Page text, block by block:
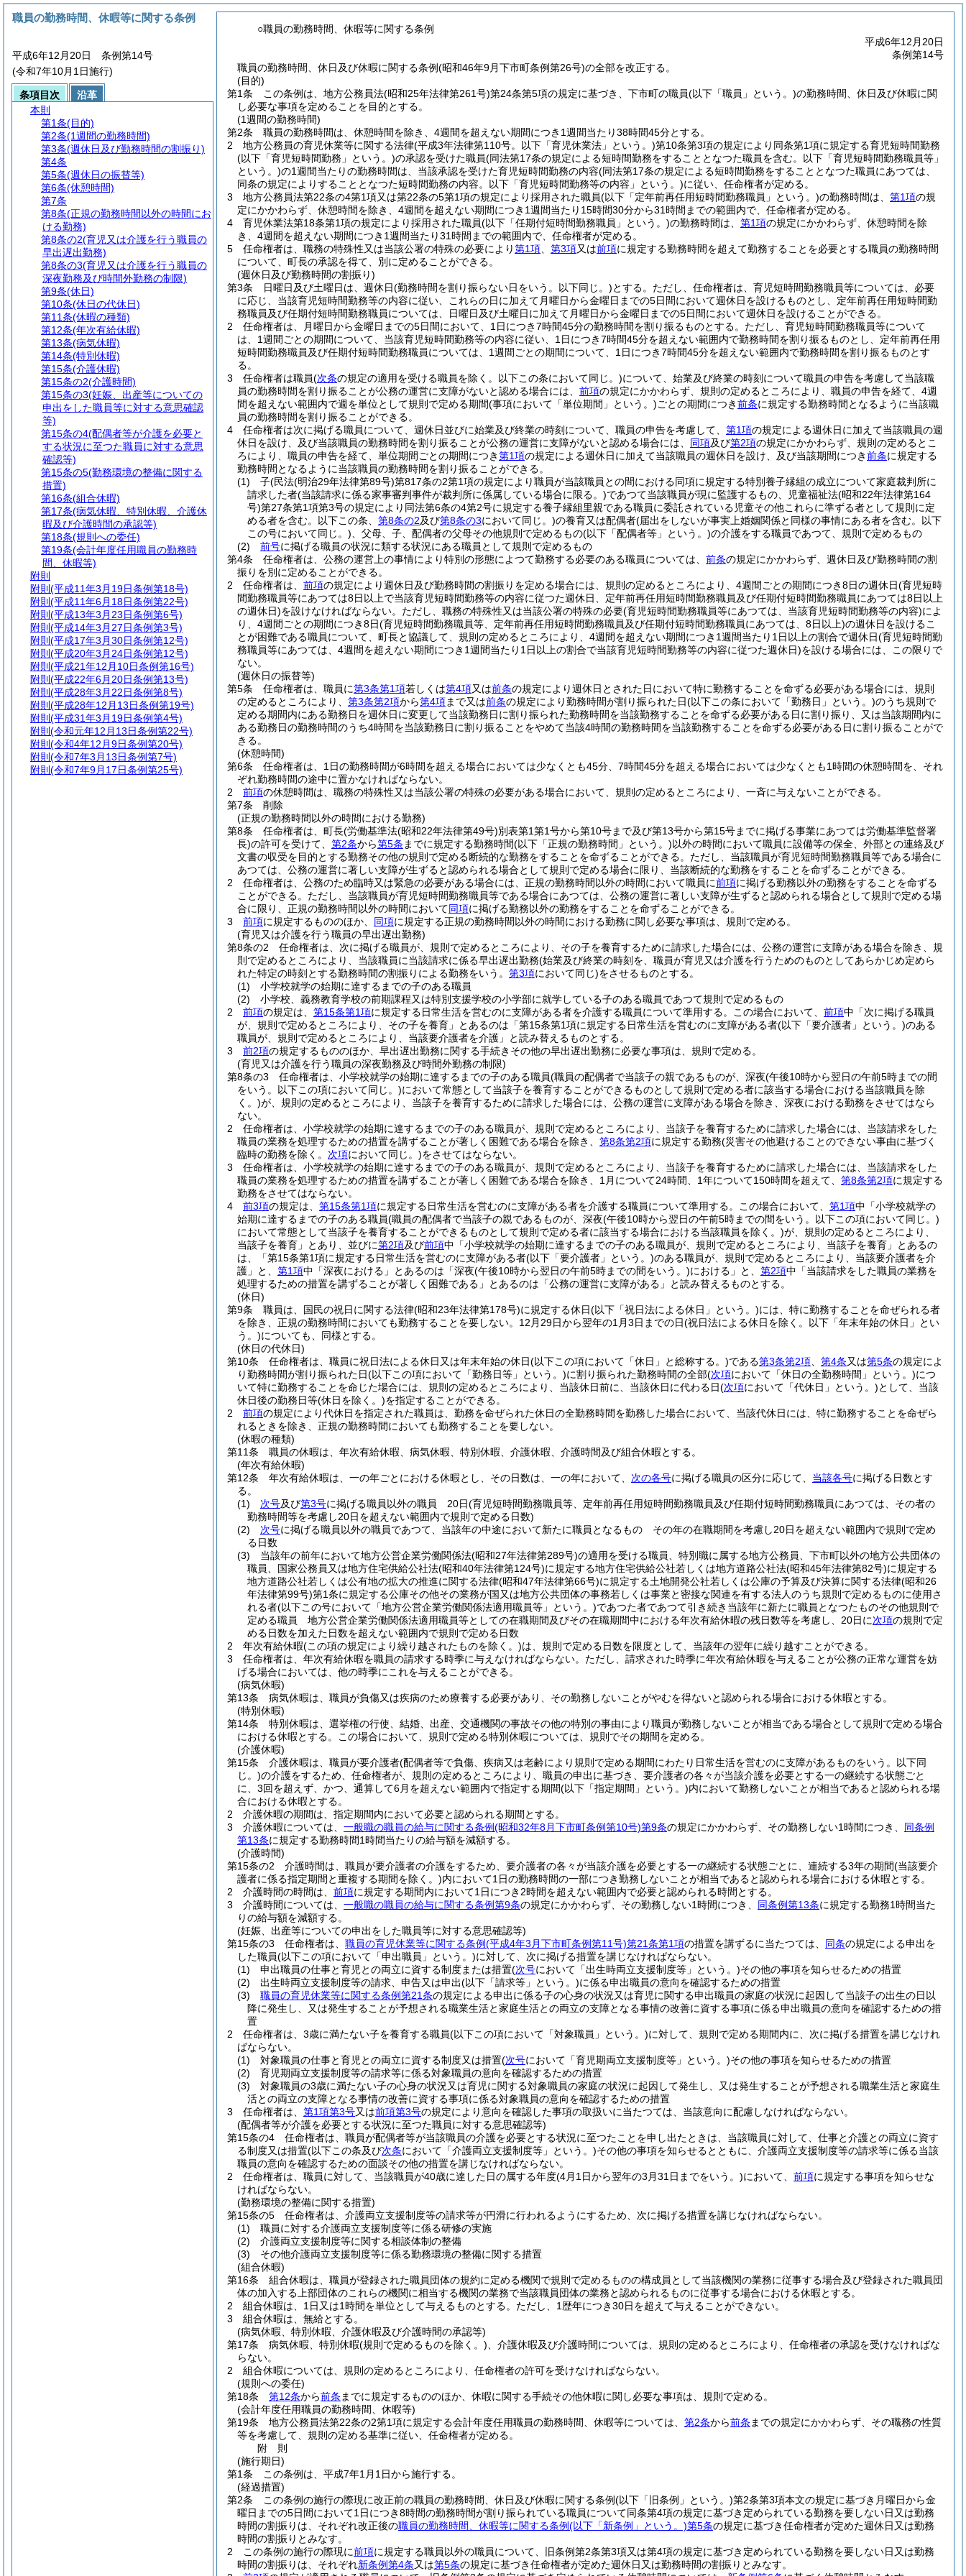
○職員の勤務時間、休暇等に関する条例
平成6年12月20日
条例第14号
職員の勤務時間、休日及び休暇に関する条例(昭和46年9月下市町条例第26号)の全部を改正する。
(目的)
第1条
この条例は、地方公務員法(昭和25年法律第261号)第24条第5項の規定に基づき、下市町の職員(以下「職員」という。)の勤務時間、休日及び休暇に関
し必要な事項を定めることを目的とする。
(1週間の勤務時間)
第2条
職員の勤務時間は、休憩時間を除き、4週間を超えない期間につき1週間当たり38時間45分とする。
2
地方公務員の育児休業等に関する法律(平成3年法律第110号。以下「育児休業法」という。)第10条第3項の規定により同条第1項に規定する育児短時間勤務
(以下「育児短時間勤務」という。)の承認を受けた職員(同法第17条の規定による短時間勤務をすることとなつた職員を含む。以下「育児短時間勤務職員等」
という。)の1週間当たりの勤務時間は、当該承認を受けた育児短時間勤務の内容(同法第17条の規定による短時間勤務をすることとなつた職員にあつては、
同条の規定によりすることとなつた短時間勤務の内容。以下「育児短時間勤務等の内容」という。)に従い、任命権者が定める。
3
地方公務員法第22条の4第1項又は第22条の5第1項の規定により採用された職員(以下「定年前再任用短時間勤務職員」という。)の勤務時間は、 第1項の規
定にかかわらず、休憩時間を除き、4週間を超えない期間につき1週間当たり15時間30分から31時間までの範囲内で、任命権者が定める。
4
育児休業法第18条第1項の規定により採用された職員(以下「任期付短時間勤務職員」という。)の勤務時間は、 第1項の規定にかかわらず、休憩時間を除
き、4週間を超えない期間につき1週間当たり31時間までの範囲内で、任命権者が定める。
5
任命権者は、職務の特殊性又は当該公署の特殊の必要により第1項 第3項又は前項に規定する勤務時間を超えて勤務することを必要とする職員の勤務時間
について、町長の承認を得て、別に定めることができる。
(週休日及び勤務時間の割振り)
第3条
日曜日及び土曜日は、週休日(勤務時間を割り振らない日をいう。以下同じ。)とする。 ただし、任命権者は、育児短時間勤務職員等については、必要
に応じ、当該育児短時間勤務等の内容に従い、これらの日に加えて月曜日から金曜日までの5日間において週休日を設けるものとし、定年前再任用短時間勤
務職員及び任期付短時間勤務職員については、日曜日及び土曜日に加えて月曜日から金曜日までの5日間において週休日を設けることができる。
2
任命権者は、月曜日から金曜日までの5日間において、1日につき7時間45分の勤務時間を割り振るものとする。 ただし、育児短時間勤務職員等について
は、1週間ごとの期間について、当該育児短時間勤務等の内容に従い、1日につき7時間45分を超えない範囲内で勤務時間を割り振るものとし、定年前再任用
短時間勤務職員及び任期付短時間勤務職員については、1週間ごとの期間について、1日につき7時間45分を超えない範囲内で勤務時間を割り振るものとす
る。
3
任命権者は職員(次条の規定の適用を受ける職員を除く。以下この条において同じ。)について、始業及び終業の時刻について職員の申告を考慮して当該職
員の勤務時間を割り振ることが公務の運営に支障がないと認める場合には、 前項の規定にかかわらず、規則の定めるところにより、職員の申告を経て、4週
間を超えない範囲内で週を単位として規則で定める期間(事項において「単位期間」という。)ごとの期間につき前条に規定する勤務時間となるように当該職
員の勤務時間を割り振ることができる。
4
任命権者は次に掲げる職員について、週休日並びに始業及び終業の時刻について、職員の申告を考慮して、 第1項の規定による週休日に加えて当該職員の週
休日を設け、及び当該職員の勤務時間を割り振ることが公務の運営に支障がないと認める場合には、 同項及び第2項の規定にかかわらず、規則の定めるとこ
ろにより、職員の申告を経て、単位期間ごとの期間につき第1項の規定による週休日に加えて当該職員の週休日を設け、及び当該期間につき前条に規定する
勤務時間となるように当該職員の勤務時間を割り振ることができる。
(1)
子(民法(明治29年法律第89号)第817条の2第1項の規定により職員が当該職員との間における同項に規定する特別養子縁組の成立について家庭裁判所に
請求した者(当該請求に係る家事審判事件が裁判所に係属している場合に限る。)であつて当該職員が現に監護するもの、児童福祉法(昭和22年法律第164
号)第27条第1項第3号の規定により同法第6条の4第2号に規定する養子縁組里親である職員に委託されている児童その他これらに準ずる者として規則に定
める者を含む。以下この条、 第8条の2及び第8条の3において同じ。)の養育又は配偶者(届出をしないが事実上婚姻関係と同様の事情にある者を含む。以下
この号において同じ。) 、父母、子、配偶者の父母その他規則で定めるもの(以下「配偶者等」という。)の介護をする職員であつて、規則で定めるもの
(2)
前号に掲げる職員の状況に類する状況にある職員として規則で定めるもの
第4条
任命権者は、公務の運営上の事情により特別の形態によつて勤務する必要のある職員については、 前条の規定にかかわらず、週休日及び勤務時間の割
振りを別に定めることができる。
2
任命権者は、 前項の規定により週休日及び勤務時間の割振りを定める場合には、規則の定めるところにより、4週間ごとの期間につき8日の週休日(育児短時
間勤務職員等にあつては8日以上で当該育児短時間勤務等の内容に従つた週休日、定年前再任用短時間勤務職員及び任期付短時間勤務職員にあつては8日以上
の週休日)を設けなければならない。 ただし、職務の特殊性又は当該公署の特殊の必要(育児短時間勤務職員等にあつては、当該育児短時間勤務等の内容)によ
り、4週間ごとの期間につき8日(育児短時間勤務職員等、定年前再任用短時間勤務職員及び任期付短時間勤務職員にあつては、8日以上)の週休日を設けるこ
とが困難である職員について、町長と協議して、規則の定めるところにより、4週間を超えない期間につき1週間当たり1日以上の割合で週休日(育児短時間勤
務職員等にあつては、4週間を超えない期間につき1週間当たり1日以上の割合で当該育児短時間勤務等の内容に従つた週休日)を設ける場合には、この限りで
ない。
(週休日の振替等)
第5条
任命権者は、職員に第3条第1項若しくは第4項又は前条の規定により週休日とされた日において特に勤務することを命ずる必要がある場合には、規則
の定めるところにより、 第3条第2項から第4項まで又は前条の規定により勤務時間が割り振られた日(以下この条において「勤務日」という。)のうち規則で
定める期間内にある勤務日を週休日に変更して当該勤務日に割り振られた勤務時間を当該勤務することを命ずる必要がある日に割り振り、又は当該期間内に
ある勤務日の勤務時間のうち4時間を当該勤務日に割り振ることをやめて当該4時間の勤務時間を当該勤務することを命ずる必要がある日に割り振ることがで
きる。
(休憩時間)
第6条
任命権者は、1日の勤務時間が6時間を超える場合においては少なくとも45分、7時間45分を超える場合においては少なくとも1時間の休憩時間を、それ
ぞれ勤務時間の途中に置かなければならない。
2
前項の休憩時間は、職務の特殊性又は当該公署の特殊の必要がある場合において、規則の定めるところにより、一斉に与えないことができる。
第7条
削除
(正規の勤務時間以外の時間における勤務)
第8条
任命権者は、町長(労働基準法(昭和22年法律第49号)別表第1第1号から第10号まで及び第13号から第15号までに掲げる事業にあつては労働基準監督署
長)の許可を受けて、 第2条から第5条 までに規定する勤務時間(以下「正規の勤務時間」という。)以外の時間において職員に設備等の保全、外部との連絡及び
文書の収受を目的とする勤務その他の規則で定める断続的な勤務をすることを命ずることができる。 ただし、当該職員が育児短時間勤務職員等である場合に
あつては、公務の運営に著しい支障が生ずると認められる場合として規則で定める場合に限り、当該断続的な勤務をすることを命ずることができる。
2
任命権者は、公務のため臨時又は緊急の必要がある場合には、正規の勤務時間以外の時間において職員に前項に掲げる勤務以外の勤務をすることを命ずる
ことができる。 ただし、当該職員が育児短時間勤務職員等である場合にあつては、公務の運営に著しい支障が生ずると認められる場合として規則で定める場
合に限り、正規の勤務時間以外の時間において同項に掲げる勤務以外の勤務をすることを命ずることができる。
3
前項に規定するもののほか、 同項に規定する正規の勤務時間以外の時間における勤務に関し必要な事項は、規則で定める。
(育児又は介護を行う職員の早出遅出勤務)
第8条の2
任命権者は、次に掲げる職員が、規則で定めるところにより、その子を養育するために請求した場合には、公務の運営に支障がある場合を除き、規
則で定めるところにより、当該職員に当該請求に係る早出遅出勤務(始業及び終業の時刻を、職員が育児又は介護を行うためのものとしてあらかじめ定めら
れた特定の時刻とする勤務時間の割振りによる勤務をいう。 第3項において同じ)をさせるものとする。
(1)
小学校就学の始期に達するまでの子のある職員
(2)
小学校、義務教育学校の前期課程又は特別支援学校の小学部に就学している子のある職員であつて規則で定めるもの
2
前項の規定は、 第15条第1項に規定する日常生活を営むのに支障がある者を介護する職員について準用する。 この場合において、 前項中「次に掲げる職員
が、規則で定めるところにより、その子を養育」とあるのは「第15条第1項に規定する日常生活を営むのに支障がある者(以下「要介護者」という。)のある
職員が、規則で定めるところにより、当該要介護者を介護」と読み替えるものとする。
3
前2項の規定するもののほか、早出遅出勤務に関する手続きその他の早出遅出勤務に必要な事項は、規則で定める。
(育児又は介護を行う職員の深夜勤務及び時間外勤務の制限)
第8条の3
任命権者は、小学校就学の始期に達するまでの子のある職員(職員の配偶者で当該子の親であるものが、深夜(午後10時から翌日の午前5時までの間
をいう。以下この項において同じ。)において常態として当該子を養育することができるものとして規則で定める者に該当する場合における当該職員を除
く。)が、規則の定めるところにより、当該子を養育するために請求した場合には、公務の運営に支障がある場合を除き、深夜における勤務をさせてはなら
ない。
2
任命権者は、小学校就学の始期に達するまでの子のある職員が、規則で定めるところにより、当該子を養育するために請求した場合には、当該請求をした
職員の業務を処理するための措置を講ずることが著しく困難である場合を除き、 第8条第2項に規定する勤務(災害その他避けることのできない事由に基づく
臨時の勤務を除く。 次項において同じ。)をさせてはならない。
3
任命権者は、小学校就学の始期に達するまでの子のある職員が、規則で定めるところにより、当該子を養育するために請求した場合には、当該請求をした
職員の業務を処理するための措置を講ずることが著しく困難である場合を除き、1月について24時間、1年について150時間を超えて、 第8条第2項に規定する
勤務をさせてはならない。
4
前3項の規定は、 第15条第1項に規定する日常生活を営むのに支障がある者を介護する職員について準用する。 この場合において、 第1項中「小学校就学の
始期に達するまでの子のある職員(職員の配偶者で当該子の親であるものが、深夜(午後10時から翌日の午前5時までの間をいう。以下この項において同じ。)
において常態として当該子を養育することができるものとして規則で定める者に該当する場合における当該職員を除く。)が、規則の定めるところにより、
当該子を養育」とあり、並びに第2項及び前項中「小学校就学の始期に達するまでの子のある職員が、規則で定めるところにより、当該子を養育」とあるの
は、「第15条第1項に規定する日常生活を営むのに支障がある者(以下「要介護者」という。)のある職員が、規則で定めるところにより、当該要介護者を介
護」と、 第1項中「深夜における」とあるのは「深夜(午後10時から翌日の午前5時までの間をいう。)における」と、 第2項中「当該請求をした職員の業務を
処理するための措置を講ずることが著しく困難である」とあるのは「公務の運営に支障がある」と読み替えるものとする。
(休日)
第9条
職員は、国民の祝日に関する法律(昭和23年法律第178号)に規定する休日(以下「祝日法による休日」という。)には、特に勤務することを命ぜられる者
を除き、正規の勤務時間においても勤務することを要しない。 12月29日から翌年の1月3日までの日(祝日法による休日を除く。以下「年末年始の休日」とい
う。)についても、同様とする。
(休日の代休日)
第10条
任命権者は、職員に祝日法による休日又は年末年始の休日(以下この項において「休日」と総称する。)である第3条第2項 第4条又は第5条の規定によ
り勤務時間が割り振られた日(以下この項において「勤務日等」という。)に割り振られた勤務時間の全部(次項において「休日の全勤務時間」という。)につ
いて特に勤務することを命じた場合には、規則の定めるところにより、当該休日前に、当該休日に代わる日(次項において「代休日」という。)として、当該
休日後の勤務日等(休日を除く。)を指定することができる。
2
前項の規定により代休日を指定された職員は、勤務を命ぜられた休日の全勤務時間を勤務した場合において、当該代休日には、特に勤務することを命ぜら
れるときを除き、正規の勤務時間においても勤務することを要しない。
(休暇の種類)
第11条
職員の休暇は、年次有給休暇、病気休暇、特別休暇、介護休暇、介護時間及び組合休暇とする。
(年次有給休暇)
第12条
年次有給休暇は、一の年ごとにおける休暇とし、その日数は、一の年において、 次の各号に掲げる職員の区分に応じて、 当該各号に掲げる日数とす
る。
(1)
次号及び第3号に掲げる職員以外の職員 20日(育児短時間勤務職員等、定年前再任用短時間勤務職員及び任期付短時間勤務職員にあつては、その者の
勤務時間等を考慮し20日を超えない範囲内で規則で定める日数)
(2)
次号に掲げる職員以外の職員であつて、当該年の中途において新たに職員となるもの その年の在職期間を考慮し20日を超えない範囲内で規則で定め
る日数
(3)
当該年の前年において地方公営企業労働関係法(昭和27年法律第289号)の適用を受ける職員、特別職に属する地方公務員、下市町以外の地方公共団体の
職員、国家公務員又は地方住宅供給公社法(昭和40年法律第124号)に規定する地方住宅供給公社若しくは地方道路公社法(昭和45年法律第82号)に規定する
地方道路公社若しくは公有地の拡大の推進に関する法律(昭和47年法律第66号)に規定する土地開発公社若しくは公庫の予算及び決算に関する法律(昭和26
年法律第99号)第1条に規定する公庫その他その業務が国又は地方公共団体の事務若しくは事業と密接な関連を有する法人のうち規則で定めるものに使用さ
れる者(以下この号において「地方公営企業労働関係法適用職員等」という。)であつた者であつて引き続き当該年に新たに職員となつたものその他規則で
定める職員 地方公営企業労働関係法適用職員等としての在職期間及びその在職期間中における年次有給休暇の残日数等を考慮し、20日に次項の規則で定
める日数を加えた日数を超えない範囲内で規則で定める日数
2
年次有給休暇(この項の規定により繰り越されたものを除く。)は、規則で定める日数を限度として、当該年の翌年に繰り越すことができる。
3
任命権者は、年次有給休暇を職員の請求する時季に与えなければならない。 ただし、請求された時季に年次有給休暇を与えることが公務の正常な運営を妨
げる場合においては、他の時季にこれを与えることができる。
(病気休暇)
第13条
病気休暇は、職員が負傷又は疾病のため療養する必要があり、その勤務しないことがやむを得ないと認められる場合における休暇とする。
(特別休暇)
第14条
特別休暇は、選挙権の行使、結婚、出産、交通機関の事故その他の特別の事由により職員が勤務しないことが相当である場合として規則で定める場合
における休暇とする。
この場合において、規則で定める特別休暇については、規則でその期間を定める。
(介護休暇)
第15条
介護休暇は、職員が要介護者(配偶者等で負傷、疾病又は老齢により規則で定める期間にわたり日常生活を営むのに支障があるものをいう。以下同
じ。)の介護をするため、任命権者が、規則の定めるところにより、職員の申出に基づき、要介護者の各々が当該介護を必要とする一の継続する状態ごと
に、3回を超えず、かつ、通算して6月を超えない範囲内で指定する期間(以下「指定期間」という。)内において勤務しないことが相当であると認められる場
合における休暇とする。
2
介護休暇の期間は、指定期間内において必要と認められる期間とする。
3
介護休暇については、 一般職の職員の給与に関する条例(昭和32年8月下市町条例第10号)第9条の規定にかかわらず、その勤務しない1時間につき、 同条例
第13条に規定する勤務時間1時間当たりの給与額を減額する。
(介護時間)
第15条の2
介護時間は、職員が要介護者の介護をするため、要介護者の各々が当該介護を必要とする一の継続する状態ごとに、連続する3年の期間(当該要介
護者に係る指定期間と重複する期間を除く。)内において1日の勤務時間の一部につき勤務しないことが相当であると認められる場合における休暇とする。
2
介護時間の時間は、 前項に規定する期間内において1日につき2時間を超えない範囲内で必要と認められる時間とする。
3
介護時間については、 一般職の職員の給与に関する条例第9条の規定にかかわらず、その勤務しない1時間につき、 同条例第13条に規定する勤務1時間当た
りの給与額を減額する。
(妊娠、出産等についての申出をした職員等に対する意思確認等)
第15条の3
任命権者は、 職員の育児休業等に関する条例(平成4年3月下市町条例第11号)第21条第1項の措置を講ずるに当たつては、 同条の規定による申出を
した職員(以下この項において「申出職員」という。)に対して、次に掲げる措置を講じなければならない。
(1)
申出職員の仕事と育児との両立に資する制度または措置(次号において「出生時両立支援制度等」という。)その他の事項を知らせるための措置
(2)
出生時両立支援制度等の請求、申告又は申出(以下「請求等」という。)に係る申出職員の意向を確認するための措置
(3)
職員の育児休業等に関する条例第21条の規定による申出に係る子の心身の状況又は育児に関する申出職員の家庭の状況に起因して当該子の出生の日以
降に発生し、又は発生することが予想される職業生活と家庭生活との両立の支障となる事情の改善に資する事項に係る申出職員の意向を確認するための措
置
2
任命権者は、3歳に満たない子を養育する職員(以下この項において「対象職員」という。)に対して、規則で定める期間内に、次に掲げる措置を講じなけれ
ばならない。
(1)
対象職員の仕事と育児との両立に資する制度又は措置(次号において「育児期両立支援制度等」という。)その他の事項を知らせるための措置
(2)
育児期両立支援制度等の請求等に係る対象職員の意向を確認するための措置
(3)
対象職員の3歳に満たない子の心身の状況又は育児に関する対象職員の家庭の状況に起因して発生し、又は発生することが予想される職業生活と家庭生
活との両立の支障となる事情の改善に資する事項に係る対象職員の意向を確認するための措置
3
任命権者は、 第1項第3号又は前項第3号の規定により意向を確認した事項の取扱いに当たつては、当該意向に配慮しなければならない。
(配偶者等が介護を必要とする状況に至つた職員に対する意思確認等)
第15条の4
任命権者は、職員が配偶者等が当該職員の介護を必要とする状況に至つたことを申し出たときは、当該職員に対して、仕事と介護との両立に資す
る制度又は措置(以下この条及び次条において「介護両立支援制度等」という。)その他の事項を知らせるとともに、介護両立支援制度等の請求等に係る当該
職員の意向を確認するための面談その他の措置を講じなければならない。
2
任命権者は、職員に対して、当該職員が40歳に達した日の属する年度(4月1日から翌年の3月31日までをいう。)において、 前項に規定する事項を知らせな
ければならない。
(勤務環境の整備に関する措置)
第15条の5
任命権者は、介護両立支援制度等の請求等が円滑に行われるようにするため、次に掲げる措置を講じなければならない。
(1)
職員に対する介護両立支援制度等に係る研修の実施
(2)
介護両立支援制度等に関する相談体制の整備
(3)
その他介護両立支援制度等に係る勤務環境の整備に関する措置
(組合休暇)
第16条
組合休暇は、職員が登録された職員団体の規約に定める機関で規則で定めるものの構成員として当該機関の業務に従事する場合及び登録された職員団
体の加入する上部団体のこれらの機関に相当する機関の業務で当該職員団体の業務と認められるものに従事する場合における休暇とする。
2
組合休暇は、1日又は1時間を単位として与えるものとする。 ただし、1歴年につき30日を超えて与えることができない。
3
組合休暇は、無給とする。
(病気休暇、特別休暇、介護休暇及び介護時間の承認等)
第17条
病気休暇、特別休暇(規則で定めるものを除く。) 、介護休暇及び介護時間については、規則の定めるところにより、任命権者の承認を受けなければな
らない。
2
組合休暇については、規則の定めるところにより、任命権者の許可を受けなければならない。
(規則への委任)
第18条
第12条から前条 までに規定するもののほか、休暇に関する手続その他休暇に関し必要な事項は、規則で定める。
(会計年度任用職員の勤務時間、休暇等)
第19条
地方公務員法第22条の2第1項に規定する会計年度任用職員の勤務時間、休暇等については、 第2条から前条 までの規定にかかわらず、その職務の性質
等を考慮して、規則の定める基準に従い、任命権者が定める。
附 則
(施行期日)
第1条
この条例は、平成7年1月1日から施行する。
(経過措置)
第2条
この条例の施行の際現に改正前の職員の勤務時間、休日及び休暇に関する条例(以下「旧条例」という。)第2条第3項本文の規定に基づき月曜日から金
曜日までの5日間において1日につき8時間の勤務時間が割り振られている職員について同条第4項の規定に基づき定められている勤務を要しない日又は勤務
時間の割振りは、それぞれ改正後の職員の勤務時間、休暇等に関する条例(以下「新条例」という。)第5条の規定に基づき任命権者が定めた週休日又は勤務
時間の割振りとみなす。
2
この条例の施行の際現に前項に規定する職員以外の職員について、旧条例第2条第3項又は第4項の規定に基づき定められている勤務を要しない日又は勤務
時間の割振りは、それぞれ新条例第4条又は第5条の規定に基づき任命権者が定めた週休日又は勤務時間の割振りとみなす。
職員の勤務時間、休暇等に関する条例
平成6年12月20日 条例第14号
(令和7年10月1日施行)
条項目次
沿革
本則
第1条(目的)
第2条(1週間の勤務時間)
第3条(週休日及び勤務時間の割振り)
第4条
第5条(週休日の振替等)
第6条(休憩時間)
第7条
第8条(正規の勤務時間以外の時間にお
ける勤務)
第8条の2(育児又は介護を行う職員の
早出遅出勤務)
第8条の3(育児又は介護を行う職員の
深夜勤務及び時間外勤務の制限)
第9条(休日)
第10条(休日の代休日)
第11条(休暇の種類)
第12条(年次有給休暇)
第13条(病気休暇)
第14条(特別休暇)
第15条(介護休暇)
第15条の2(介護時間)
第15条の3(妊娠、出産等についての
申出をした職員等に対する意思確認
等)
第15条の4(配偶者等が介護を必要と
する状況に至つた職員に対する意思
確認等)
第15条の5(勤務環境の整備に関する
措置)
第16条(組合休暇)
第17条(病気休暇、特別休暇、介護休
暇及び介護時間の承認等)
第18条(規則への委任)
第19条(会計年度任用職員の勤務時
間、休暇等)
附則
附則 (平成11年3月19日条例第18号)
附則 (平成11年6月18日条例第22号)
附則 (平成13年3月23日条例第6号)
附則 (平成14年3月27日条例第3号)
附則 (平成17年3月30日条例第12号)
附則 (平成20年3月24日条例第12号)
附則 (平成21年12月10日条例第16号)
附則 (平成22年6月20日条例第13号)
附則 (平成28年3月22日条例第8号)
附則 (平成28年12月13日条例第19号)
附則 (平成31年3月19日条例第4号)
附則 (令和元年12月13日条例第22号)
附則 (令和4年12月9日条例第20号)
附則 (令和7年3月13日条例第7号)
附則 (令和7年9月17日条例第25号)